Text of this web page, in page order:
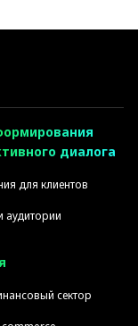
диалога
для клиентов
аудитории
сектор